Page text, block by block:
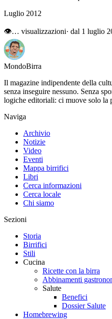
Luglio 2012
👁… visualizzazioni· dal 1 luglio
MondoBirra
Il magazine indipendente della
senza inseguire nessuno. Senza
logiche editoriali: ci muove solo la
Naviga
Archivio
Notizie
Video
Eventi
Mappa birrifici
Libri
Cerca informazioni
Cerca locale
Chi siamo
Sezioni
Storia
Birrifici
Stili
Cucina
Ricette con la birra
Abbinamenti
Salute
Benefici
Dossier Salute
Homebrewing